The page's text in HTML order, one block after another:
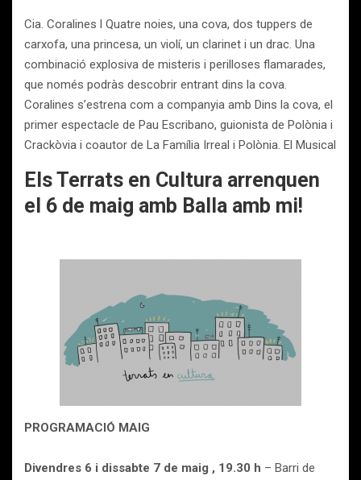
Cia. Coralines l Quatre noies, una cova, dos tuppers de
carxofa, una princesa, un violí, un clarinet i un drac. Una
combinació explosiva de misteris i perilloses flamarades,
que només podràs descobrir entrant dins la cova.
Coralines s’estrena com a companyia amb Dins la cova, el
primer espectacle de Pau Escribano, guionista de Polònia i
Crackòvia i coautor de La Família Irreal i Polònia. El Musical
Els Terrats en Cultura arrenquen
el 6 de maig amb Balla amb mi!
PROGRAMACIÓ MAIG
Divendres 6 i dissabte 7 de maig , 19.30 h – Barri de